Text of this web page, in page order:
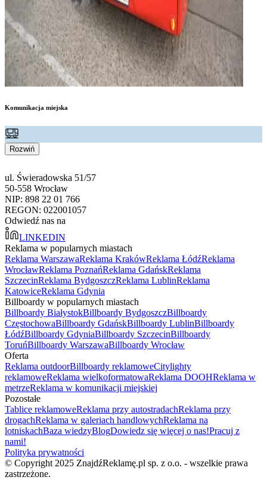
Komunikacja miejska
Rozwiń
ul. Świeradowska 51/57
50-558 Wrocław
NIP: 898 22 01 766
REGON: 022001057
Odwiedź nas na
LINKEDIN
Reklama w popularnych miastach
Reklama WarszawaReklama KrakówReklama ŁódźReklama
WrocławReklama PoznańReklama GdańskReklama
SzczecinReklama BydgoszczReklama LublinReklama
KatowiceReklama Gdynia
Billboardy w popularnych miastach
Billboardy BiałystokBillboardy BydgoszczBillboardy
CzęstochowaBillboardy GdańskBillboardy LublinBillboardy
ŁódźBillboardy GdyniaBillboardy SzczecinBillboardy
ToruńBillboardy WarszawaBillboardy Wrocław
Oferta
Reklama outdoorBillboardy reklamoweCitylighty
reklamoweReklama wielkoformatowaReklama DOOHReklama w
metrzeReklama w komunikacji miejskiej
Pozostałe
Tablice reklamoweReklama przy autostradachReklama przy
drogachReklama w galeriach handlowychReklama na
lotniskachBaza wiedzyBlogDowiedz się więcej o nas!Pracuj z
nami!
Polityka prywatności
© Copyright 2025 ZnajdźReklamę.pl sp. z o.o. - wszelkie prawa
zastrzeżone.